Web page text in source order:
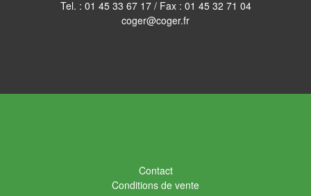
Tel. : 01 45 33 67 17/ Fax : 01 45 32 71 04
coger@coger.fr
Contact
Conditions de vente